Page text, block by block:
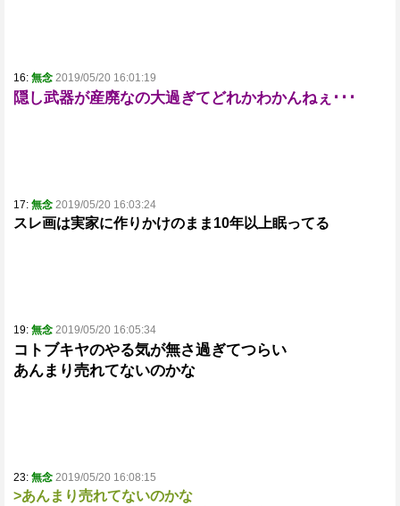
16: 無念 2019/05/20 16:01:19
隠し武器が産廃なの大過ぎてどれかわかんねぇ･･･
17: 無念 2019/05/20 16:03:24
スレ画は実家に作りかけのまま10年以上眠ってる
19: 無念 2019/05/20 16:05:34
コトブキヤのやる気が無さ過ぎてつらい
あんまり売れてないのかな
23: 無念 2019/05/20 16:08:15
>あんまり売れてないのかな